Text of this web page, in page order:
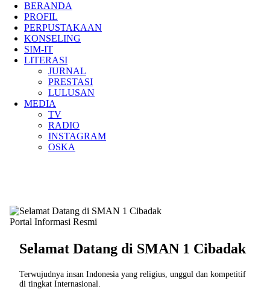
BERANDA
PROFIL
PERPUSTAKAAN
KONSELING
SIM-IT
LITERASI
JURNAL
PRESTASI
LULUSAN
MEDIA
TV
RADIO
INSTAGRAM
OSKA
Portal Informasi Resmi
Selamat Datang di SMAN 1 Cibadak
Terwujudnya insan Indonesia yang religius, unggul dan kompetitif
di tingkat Internasional.